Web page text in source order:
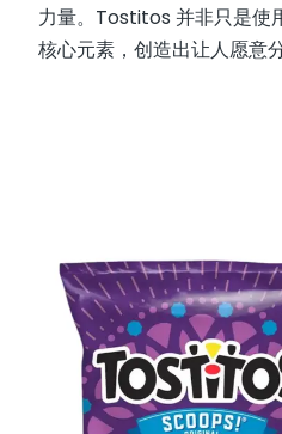
力量。Tostitos 并非只是使
核心元素，创造出让人愿意